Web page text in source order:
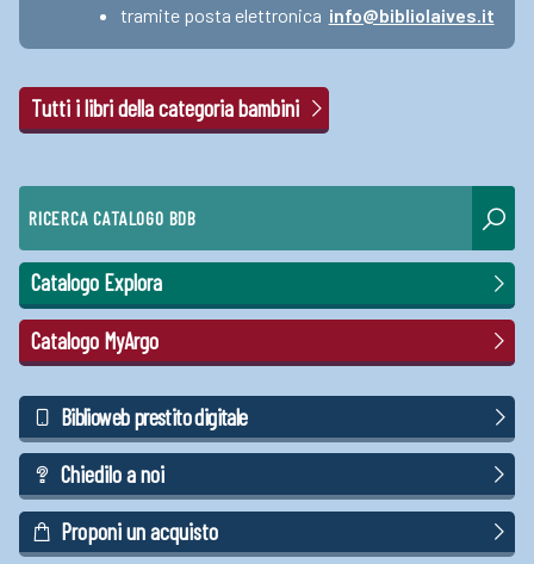
tramite posta elettronica info@bibliolaives.it
Tutti i libri della categoria bambini
RICERCA CATALOGO BDB
Catalogo Explora
Catalogo MyArgo
Biblioweb prestito digitale
Chiedilo a noi
Proponi un acquisto